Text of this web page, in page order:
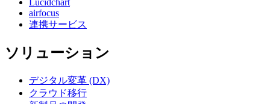
Lucidchart
airfocus
連携サービス
ソリューション
デジタル変革 (DX)
クラウド移行